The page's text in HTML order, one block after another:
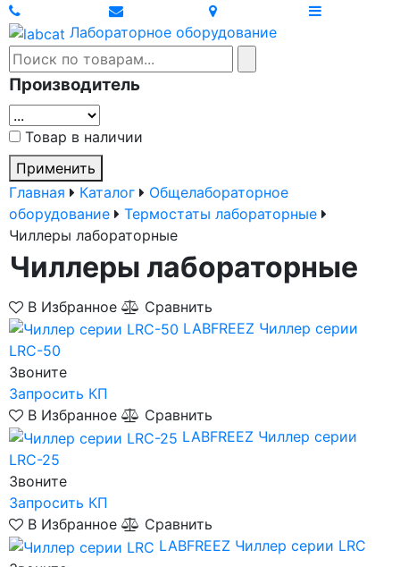
Лабораторное оборудование
Производитель
Товар в наличии
Применить
Главная
Каталог
Общелабораторное
оборудование
Термостаты лабораторные
Чиллеры лабораторные
Чиллеры лабораторные
В Избранное
Сравнить
LABFREEZ Чиллер серии
LRC-50
Звоните
Запросить КП
В Избранное
Сравнить
LABFREEZ Чиллер серии
LRC-25
Звоните
Запросить КП
В Избранное
Сравнить
LABFREEZ Чиллер серии LRC